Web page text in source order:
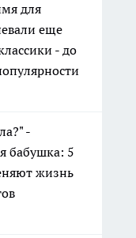
для
еще
- до
-
бабушка: 5
жизнь